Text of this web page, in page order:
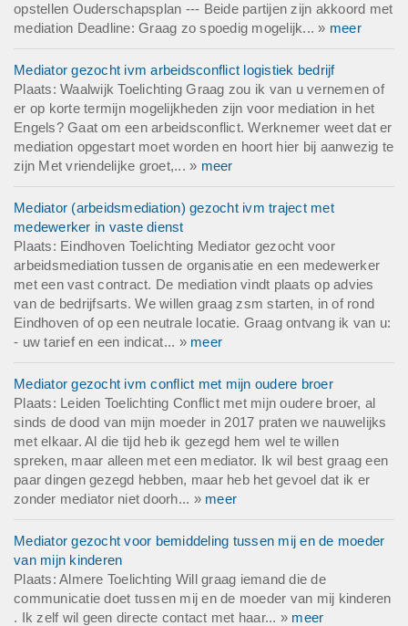
opstellen Ouderschapsplan --- Beide partijen zijn akkoord met
mediation Deadline: Graag zo spoedig mogelijk... » meer
Mediator gezocht ivm arbeidsconflict logistiek bedrijf
Plaats: Waalwijk Toelichting Graag zou ik van u vernemen of
er op korte termijn mogelijkheden zijn voor mediation in het
Engels? Gaat om een arbeidsconflict. Werknemer weet dat er
mediation opgestart moet worden en hoort hier bij aanwezig te
zijn Met vriendelijke groet,... » meer
Mediator (arbeidsmediation) gezocht ivm traject met
medewerker in vaste dienst
Plaats: Eindhoven Toelichting Mediator gezocht voor
arbeidsmediation tussen de organisatie en een medewerker
met een vast contract. De mediation vindt plaats op advies
van de bedrijfsarts. We willen graag zsm starten, in of rond
Eindhoven of op een neutrale locatie. Graag ontvang ik van u:
- uw tarief en een indicat... » meer
Mediator gezocht ivm conflict met mijn oudere broer
Plaats: Leiden Toelichting Conflict met mijn oudere broer, al
sinds de dood van mijn moeder in 2017 praten we nauwelijks
met elkaar. Al die tijd heb ik gezegd hem wel te willen
spreken, maar alleen met een mediator. Ik wil best graag een
paar dingen gezegd hebben, maar heb het gevoel dat ik er
zonder mediator niet doorh... » meer
Mediator gezocht voor bemiddeling tussen mij en de moeder
van mijn kinderen
Plaats: Almere Toelichting Will graag iemand die de
communicatie doet tussen mij en de moeder van mij kinderen
. Ik zelf wil geen directe contact met haar... » meer